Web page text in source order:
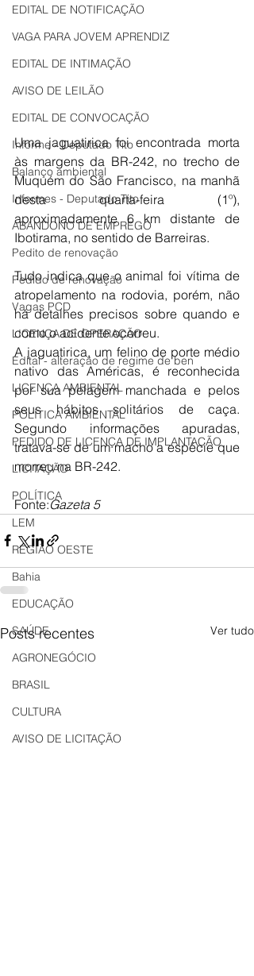
EDITAL DE NOTIFICAÇÃO
VAGA PARA JOVEM APRENDIZ
EDITAL DE INTIMAÇÃO
AVISO DE LEILÃO
EDITAL DE CONVOCAÇÃO
Informe - Deputado Tito
Balanço ambiental
Informes - Deputado Tito
ABANDONO DE EMPREGO
Pedito de renovação
Pedido de renovação
Vagas PCD
LICENÇA DE OPERAÇÃO
Edital - alteração de regime de ben
LICENÇA AMBIENTAL
POLÍTICA AMBIENTAL
PEDIDO DE LICENÇA DE IMPLANTAÇÃO
LICITAÇÃO
POLÍTICA
LEM
REGIÃO OESTE
Bahia
EDUCAÇÃO
SAÚDE
AGRONEGÓCIO
BRASIL
CULTURA
AVISO DE LICITAÇÃO
Uma jaguatirica foi encontrada morta
às margens da BR-242, no trecho de
Muquém do São Francisco, na manhã
desta quarta-feira (1º),
aproximadamente 6 km distante de
Ibotirama, no sentido de Barreiras.
Tudo indica que o animal foi vítima de
atropelamento na rodovia, porém, não
há detalhes precisos sobre quando e
como o acidente ocorreu.
A jaguatirica, um felino de porte médio
nativo das Américas, é reconhecida
por sua pelagem manchada e pelos
seus hábitos solitários de caça.
Segundo informações apuradas,
tratava-se de um macho a espécie que
morreu na BR-242.
Fonte:Gazeta 5
Posts recentes Ver tudo